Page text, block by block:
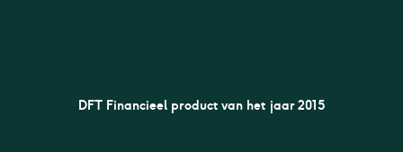
DFT Financieel product van het jaar 2015